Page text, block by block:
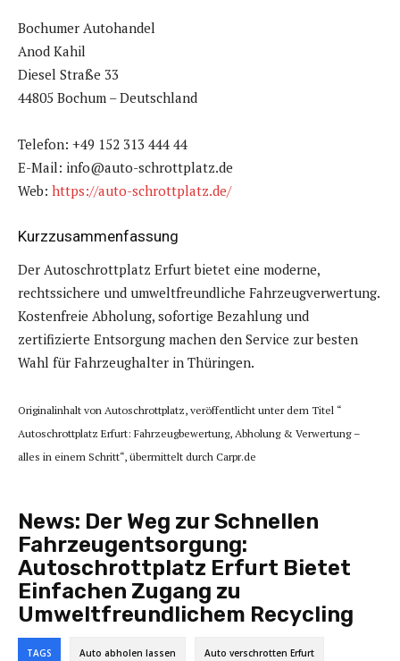
Bochumer Autohandel
Anod Kahil
Diesel Straße 33
44805 Bochum – Deutschland
Telefon: +49 152 313 444 44
E-Mail: info@auto-schrottplatz.de
Web: https://auto-schrottplatz.de/
Kurzzusammenfassung
Der Autoschrottplatz Erfurt bietet eine moderne,
rechtssichere und umweltfreundliche Fahrzeugverwertung.
Kostenfreie Abholung, sofortige Bezahlung und
zertifizierte Entsorgung machen den Service zur besten
Wahl für Fahrzeughalter in Thüringen.
Originalinhalt von Autoschrottplatz, veröffentlicht unter dem Titel “
Autoschrottplatz Erfurt: Fahrzeugbewertung, Abholung & Verwertung –
alles in einem Schritt“, übermittelt durch Carpr.de
News: Der Weg zur Schnellen
Fahrzeugentsorgung:
Autoschrottplatz Erfurt Bietet
Einfachen Zugang zu
Umweltfreundlichem Recycling
TAGS Auto abholen lassen Auto verschrotten Erfurt